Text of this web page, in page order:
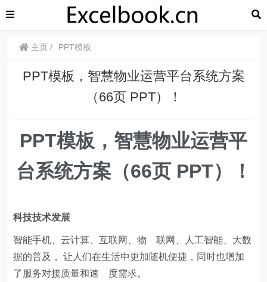
主页 PPT模板
PPT模板，智慧物业运营平台系统方案
（66页 PPT）！
PPT模板，智慧物业运营平
台系统方案（66页 PPT）！
科技技术发展
智能手机、云计算、互联网、物 联网、人工智能、大数
据的普及， 让人们在生活中更加随机便捷，同时也增加
了服务对接质量和速 度需求。